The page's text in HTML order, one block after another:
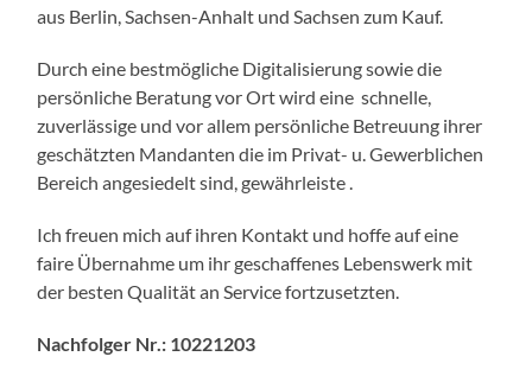
aus Berlin, Sachsen-Anhalt und Sachsen zum Kauf.
Durch eine bestmögliche Digitalisierung sowie die
persönliche Beratung vor Ort wird eine schnelle,
zuverlässige und vor allem persönliche Betreuung ihrer
geschätzten Mandanten die im Privat- u. Gewerblichen
Bereich angesiedelt sind, gewährleiste .
Ich freuen mich auf ihren Kontakt und hoffe auf eine
faire Übernahme um ihr geschaffenes Lebenswerk mit
der besten Qualität an Service fortzusetzten.
Nachfolger Nr.: 10221203